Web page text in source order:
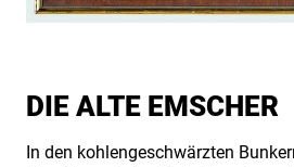
DIE ALTE EMSCHER
In den kohlengeschwärzten